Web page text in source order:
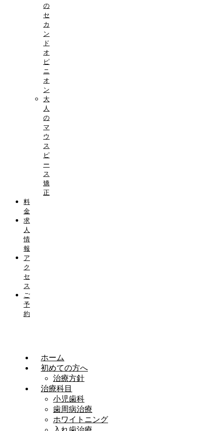
の
セ
カ
ン
ド
オ
ピ
ニ
オ
ン
大
人
の
マ
ウ
ス
ピ
ー
ス
矯
正
料
金
求
人
情
報
ア
ク
セ
ス
ご
予
約
ホーム
初めての方へ
治療方針
治療科目
小児歯科
歯周病治療
ホワイトニング